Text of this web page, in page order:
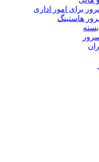
برای امور اداری
هاستینگ